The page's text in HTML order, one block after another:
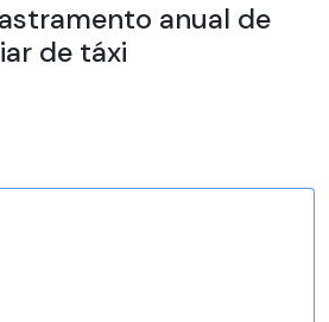
anual de
de táxi